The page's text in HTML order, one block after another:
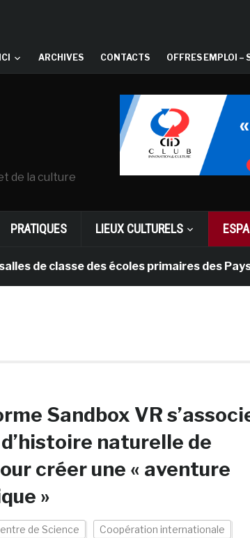
ARCHIVES CONTACTS OFFRES EMPLOI –
de la culture
PRATIQUES LIEUX CULTURELS
classe des écoles primaires des Pays-bas
Sandbox VR
naturelle de
créer une « aventure
»
de Science Coopération internationale